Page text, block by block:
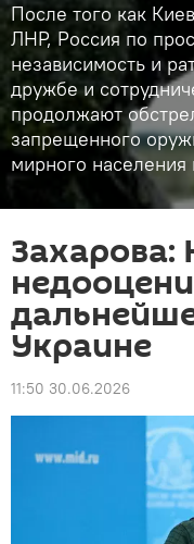
После того как
ЛНР, Россия по
независимость и
дружбе и
продолжают
запрещенного
мирного
Захарова:
Украине
11:50 30.06.2026